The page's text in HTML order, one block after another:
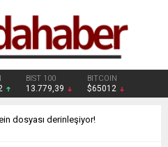
BIST 100
13.779,39
BITCOIN
$65012
dosyası derinleşiyor!